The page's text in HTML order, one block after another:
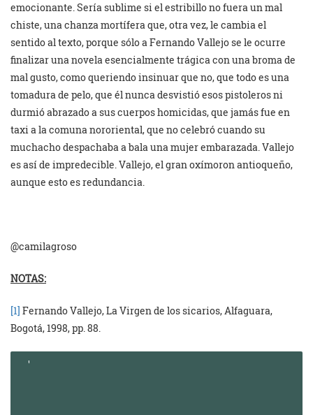
emocionante. Sería sublime si el estribillo no fuera un mal
chiste, una chanza mortífera que, otra vez, le cambia el
sentido al texto, porque sólo a Fernando Vallejo se le ocurre
finalizar una novela esencialmente trágica con una broma de
mal gusto, como queriendo insinuar que no, que todo es una
tomadura de pelo, que él nunca desvistió esos pistoleros ni
durmió abrazado a sus cuerpos homicidas, que jamás fue en
taxi a la comuna nororiental, que no celebró cuando su
muchacho despachaba a bala una mujer embarazada. Vallejo
es así de impredecible. Vallejo, el gran oxímoron antioqueño,
aunque esto es redundancia.
@camilagroso
NOTAS:
[1] Fernando Vallejo, La Virgen de los sicarios, Alfaguara,
Bogotá, 1998, pp. 88.